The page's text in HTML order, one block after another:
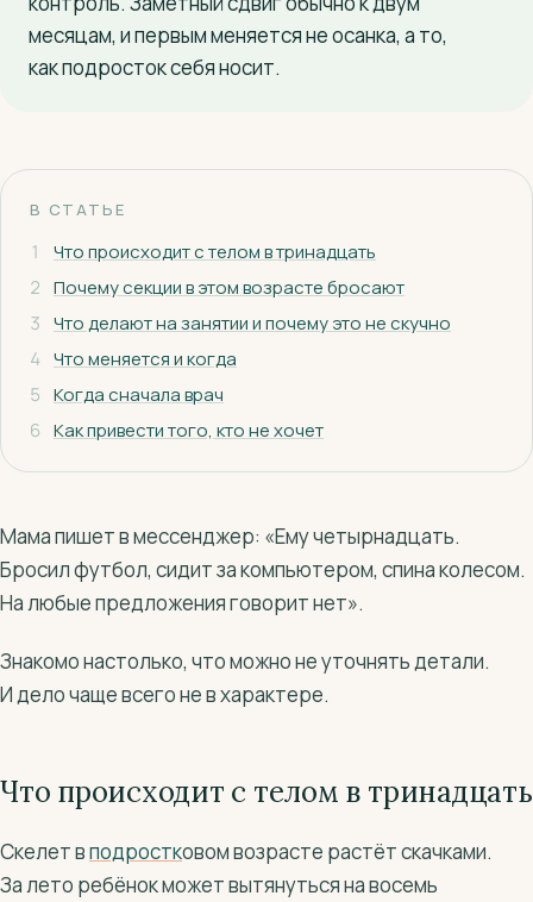
месяцам, и первым меняется не осанка, а то,
как подросток себя носит.
В СТАТЬЕ
1
Что происходит с телом в тринадцать
2 Почему секции в этом возрасте бросают
3 Что делают на занятии и почему это не скучно
4 Что меняется и когда
5 Когда сначала врач
6 Как привести того, кто не хочет
Мама пишет в мессенджер: «Ему четырнадцать.
Бросил футбол, сидит за компьютером, спина колесом.
На любые предложения говорит нет».
Знакомо настолько, что можно не уточнять детали.
И дело чаще всего не в характере.
Что происходит с телом в тринадцать
Скелет вподростковом возрасте растёт скачками.
За лето ребёнок может вытянуться на восемь